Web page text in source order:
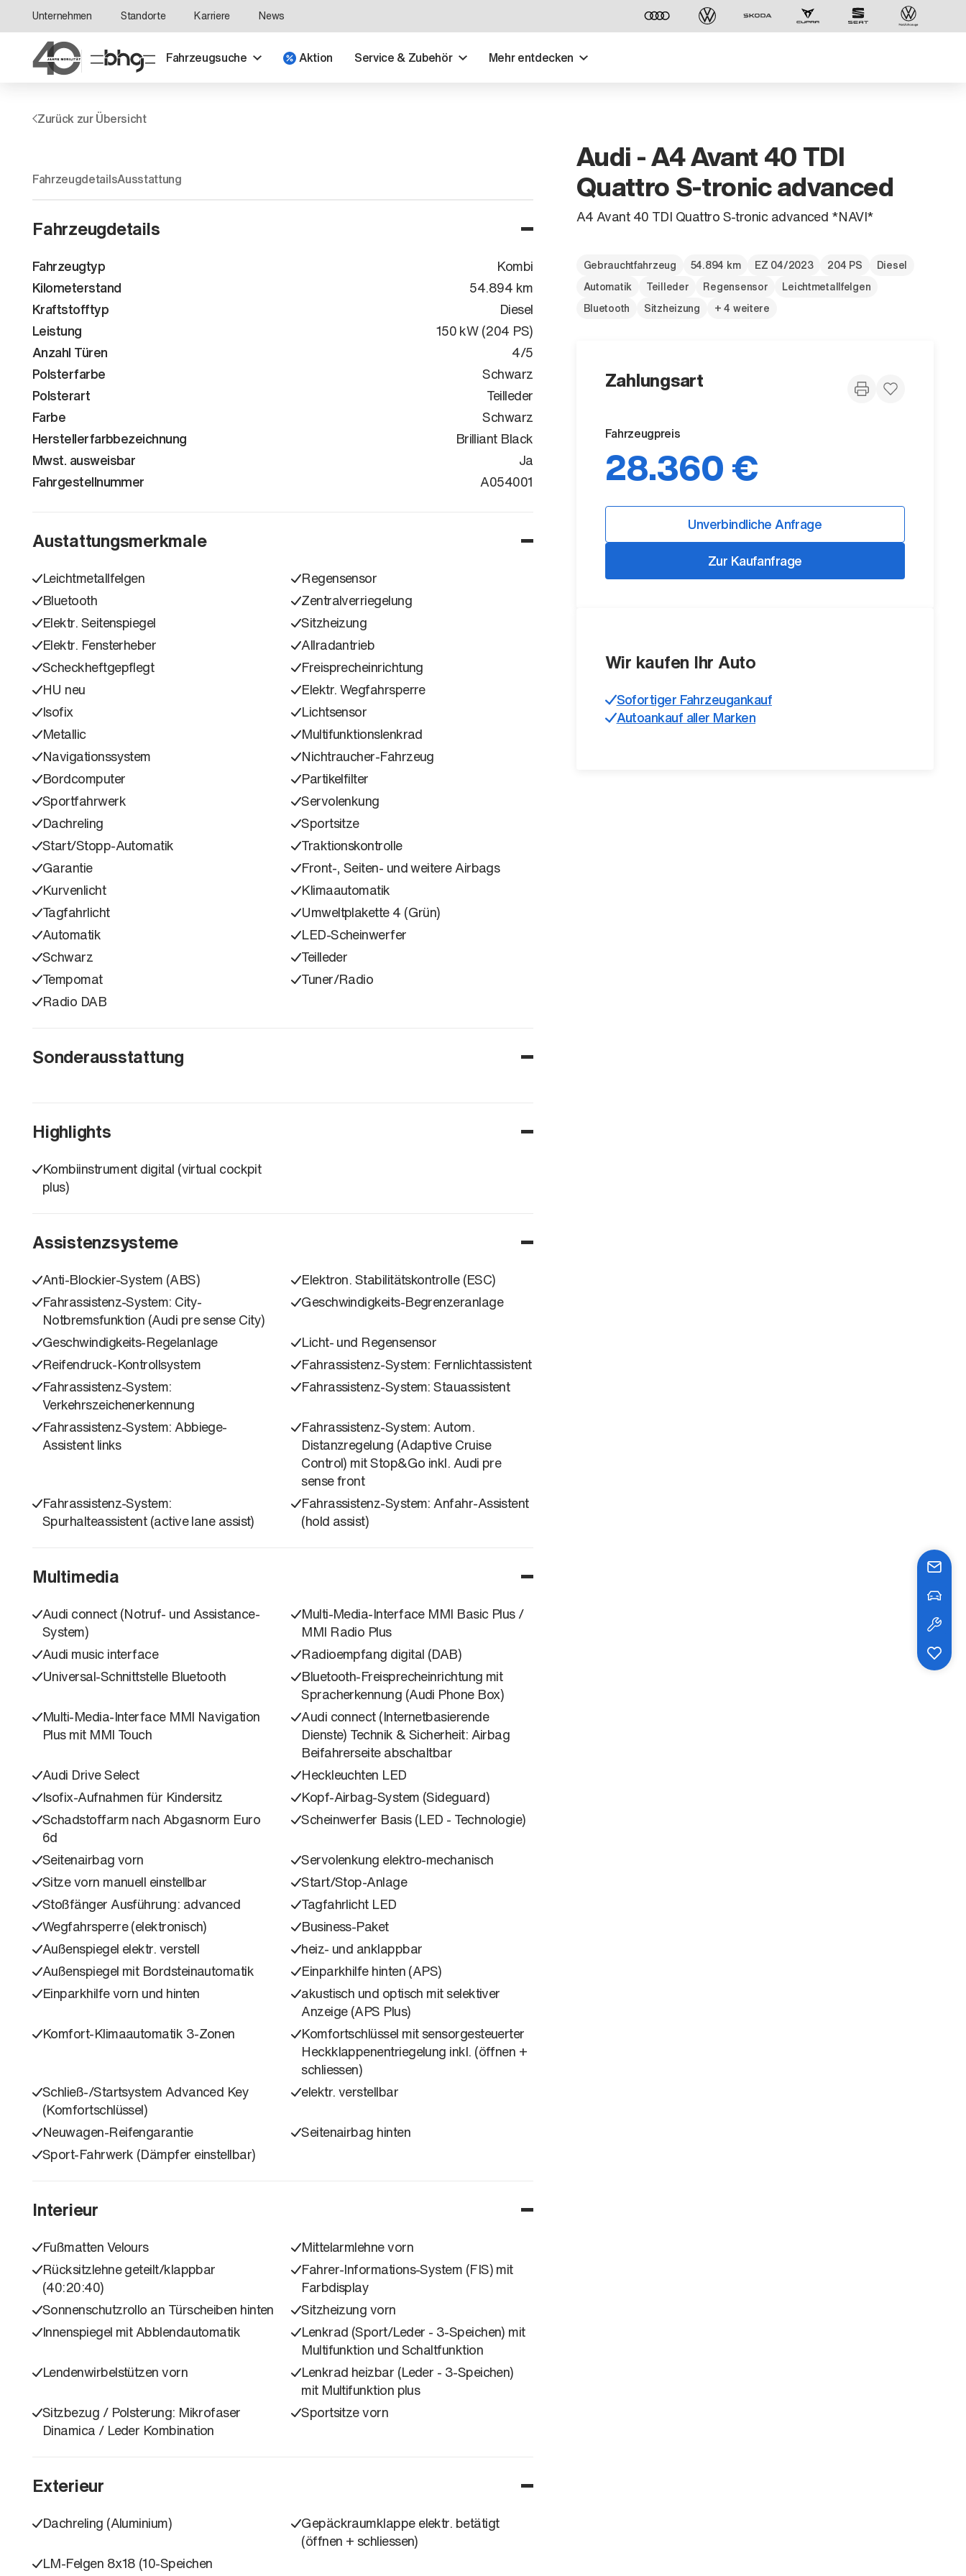
Unternehmen Standorte Karriere News
Fahrzeugsuche Aktion Service & Zubehör Mehr entdecken
Der ID. Polo Day
Am 5. September
Zurück zur Übersicht
FahrzeugdetailsAusstattung
Fahrzeugdetails
Fahrzeugtyp
Kombi
Kilometerstand
54.894 km
Kraftstofftyp
Diesel
Leistung
150 kW (204 PS)
Anzahl Türen
4/5
Polsterfarbe
Schwarz
Polsterart
Teilleder
Farbe
Schwarz
Herstellerfarbbezeichnung
Brilliant Black
Mwst. ausweisbar
Ja
Fahrgestellnummer
WAUZZZF4XPA054001
Austattungsmerkmale
Leichtmetallfelgen
Regensensor
Bluetooth
Zentralverriegelung
Elektr. Seitenspiegel
Sitzheizung
Elektr. Fensterheber
Allradantrieb
Scheckheftgepflegt
Freisprecheinrichtung
HU neu
Elektr. Wegfahrsperre
Isofix
Lichtsensor
Metallic
Multifunktionslenkrad
Navigationssystem
Nichtraucher-Fahrzeug
Bordcomputer
Partikelfilter
Sportfahrwerk
Servolenkung
Dachreling
Sportsitze
Start/Stopp-Automatik
Traktionskontrolle
Garantie
Front-, Seiten- und weitere Airbags
Kurvenlicht
Klimaautomatik
Tagfahrlicht
Umweltplakette 4 (Grün)
Automatik
LED-Scheinwerfer
Schwarz
Teilleder
Tempomat
Tuner/Radio
Radio DAB
Sonderausstattung
Highlights
Kombiinstrument digital (virtual cockpit
plus)
Assistenzsysteme
Anti-Blockier-System (ABS)
Elektron. Stabilitätskontrolle (ESC)
Fahrassistenz-System: City-
Notbremsfunktion (Audi pre sense City)
Geschwindigkeits-Begrenzeranlage
Geschwindigkeits-Regelanlage
Licht- und Regensensor
Reifendruck-Kontrollsystem
Fahrassistenz-System: Fernlichtassistent
Fahrassistenz-System:
Verkehrszeichenerkennung
Fahrassistenz-System: Stauassistent
Fahrassistenz-System: Abbiege-
Assistent links
Fahrassistenz-System: Autom.
Distanzregelung (Adaptive Cruise
Control) mit Stop&Go inkl. Audi pre
sense front
Fahrassistenz-System:
Spurhalteassistent (active lane assist)
Fahrassistenz-System: Anfahr-Assistent
(hold assist)
Multimedia
Audi connect (Notruf- und Assistance-
System)
Multi-Media-Interface MMI Basic Plus /
MMI Radio Plus
Audi music interface
Radioempfang digital (DAB)
Universal-Schnittstelle Bluetooth
Bluetooth-Freisprecheinrichtung mit
Spracherkennung (Audi Phone Box)
Multi-Media-Interface MMI Navigation
Plus mit MMI Touch
Audi connect (Internetbasierende
Dienste) Technik & Sicherheit: Airbag
Beifahrerseite abschaltbar
Audi Drive Select
Heckleuchten LED
Isofix-Aufnahmen für Kindersitz
Kopf-Airbag-System (Sideguard)
Schadstoffarm nach Abgasnorm Euro
6d
Scheinwerfer Basis (LED - Technologie)
Seitenairbag vorn
Servolenkung elektro-mechanisch
Sitze vorn manuell einstellbar
Start/Stop-Anlage
Stoßfänger Ausführung: advanced
Tagfahrlicht LED
Wegfahrsperre (elektronisch)
Business-Paket
Außenspiegel elektr. verstell
heiz- und anklappbar
Außenspiegel mit Bordsteinautomatik
Einparkhilfe hinten (APS)
Einparkhilfe vorn und hinten
akustisch und optisch mit selektiver
Anzeige (APS Plus)
Komfort-Klimaautomatik 3-Zonen
Komfortschlüssel mit sensorgesteuerter
Heckklappenentriegelung inkl. (öffnen +
schliessen)
Schließ-/Startsystem Advanced Key
(Komfortschlüssel)
elektr. verstellbar
Neuwagen-Reifengarantie
Seitenairbag hinten
Sport-Fahrwerk (Dämpfer einstellbar)
Interieur
Fußmatten Velours
Mittelarmlehne vorn
Rücksitzlehne geteilt/klappbar
(40:20:40)
Fahrer-Informations-System (FIS) mit
Farbdisplay
Sonnenschutzrollo an Türscheiben hinten
Sitzheizung vorn
Innenspiegel mit Abblendautomatik
Lenkrad (Sport/Leder - 3-Speichen) mit
Multifunktion und Schaltfunktion
Lendenwirbelstützen vorn
Lenkrad heizbar (Leder - 3-Speichen)
mit Multifunktion plus
Sitzbezug / Polsterung: Mikrofaser
Dinamica / Leder Kombination
Sportsitze vorn
Exterieur
Dachreling (Aluminium)
Gepäckraumklappe elektr. betätigt
(öffnen + schliessen)
LM-Felgen 8x18 (10-Speichen
Audi - A4 Avant 40 TDI
Quattro S-tronic advanced
A4 Avant 40 TDI Quattro S-tronic advanced *NAVI*
Gebrauchtfahrzeug 54.894 km EZ 04/2023 204 PS
Diesel
Automatik
Teilleder Regensensor
Leichtmetallfelgen
Bluetooth
Sitzheizung + 4 weitere
Zahlungsart
Fahrzeugpreis
28.360 €
Unverbindliche Anfrage
Zur Kaufanfrage
Wir kaufen Ihr Auto
Sofortiger Fahrzeugankauf
Autoankauf aller Marken